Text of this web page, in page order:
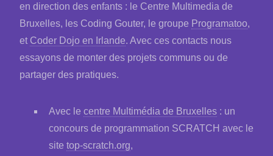
en direction des enfants : le Centre Multimedia de
Bruxelles, les Coding Gouter, le groupe Programatoo,
et Coder Dojo en Irlande. Avec ces contacts nous
essayons de monter des projets communs ou de
partager des pratiques.
Avec le centre Multimédia de Bruxelles : un
concours de programmation SCRATCH avec le
site top-scratch.org,